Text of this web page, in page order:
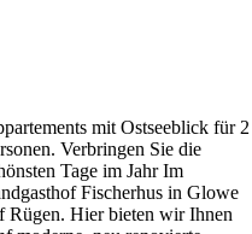
mit Ostseeblick für 2
Verbringen Sie die
Tage im Jahr Im
Fischerhus in Glowe
Rügen. Hier bieten wir Ihnen